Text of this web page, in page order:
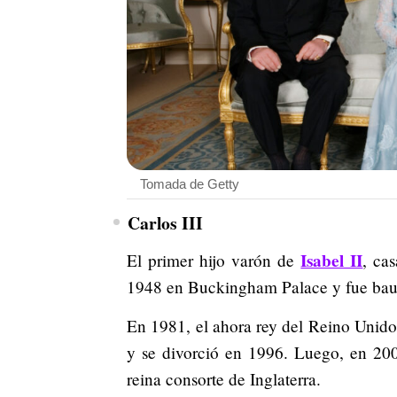
Tomada de Getty
Carlos III
El primer hijo varón deIsabel II,
1948 en Buckingham Palace y fue
En 1981, el ahora rey del Reino
y se divorció en 1996. Luego, en
reina consorte de Inglaterra.